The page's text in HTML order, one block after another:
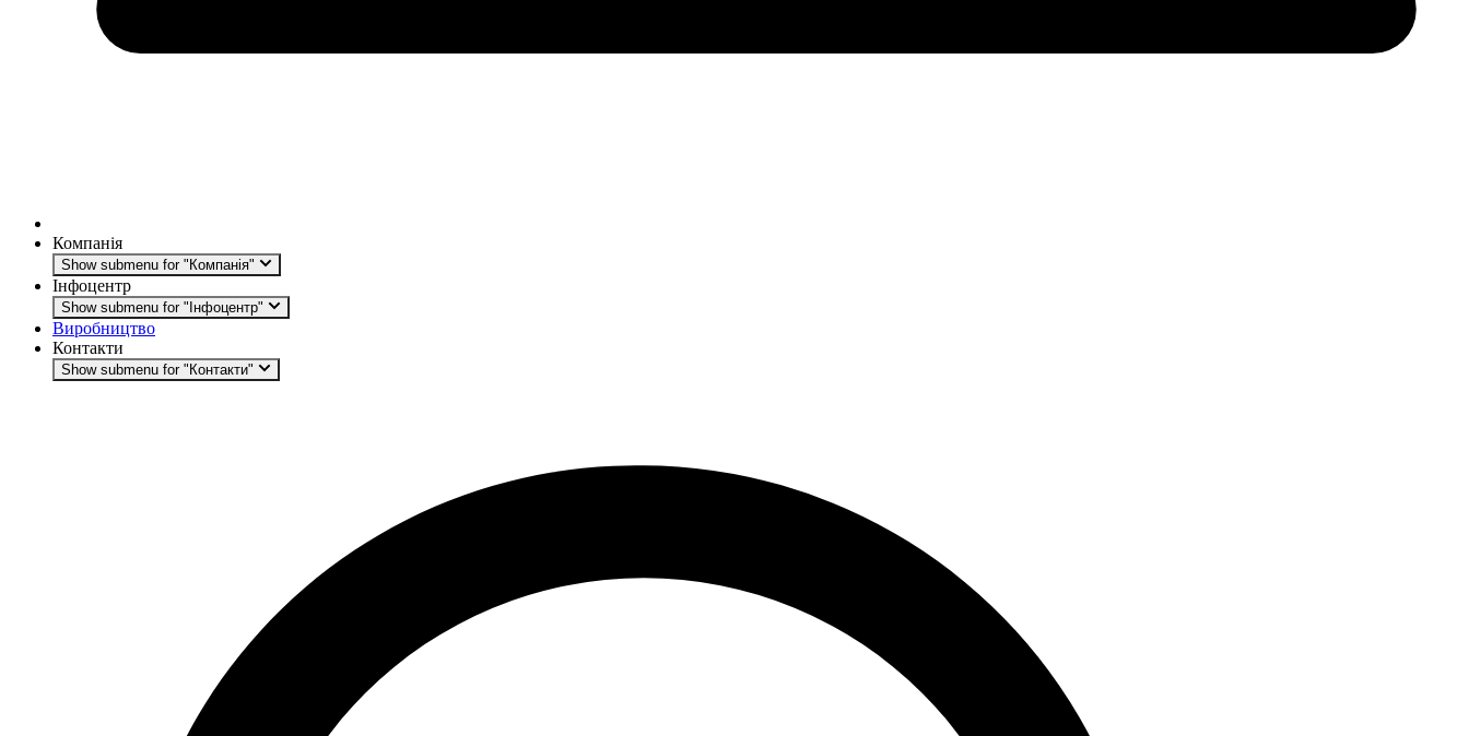
Компанія
Show submenu for "Компанія"
Інфоцентр
Show submenu for "Інфоцентр"
Виробництво
Контакти
Show submenu for "Контакти"